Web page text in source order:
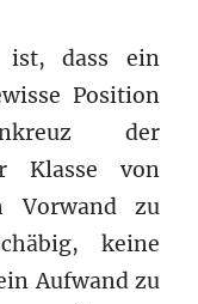
ist, dass ein
Position
der
Klasse von
Vorwand zu
keine
Aufwand zu